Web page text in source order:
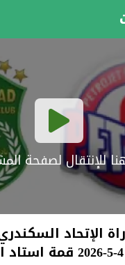
للإنتقال لصفحة
الإتحاد